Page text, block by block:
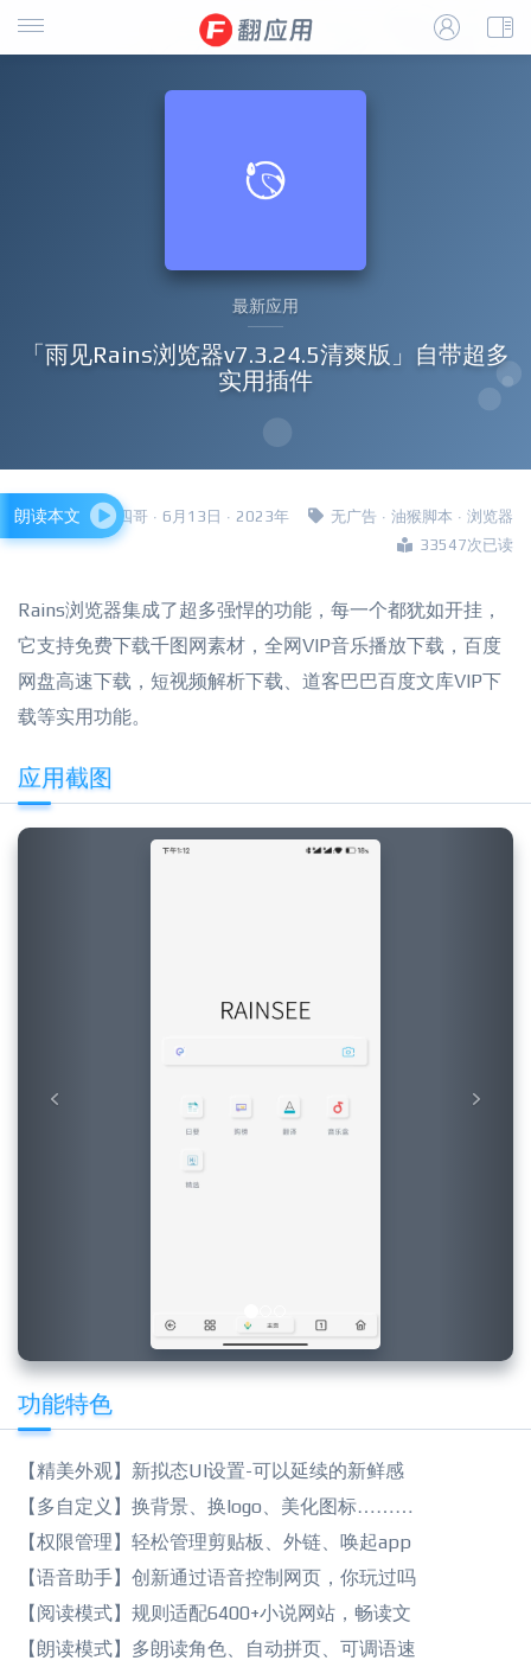
最新应用
「雨见Rains浏览器v7.3.24.5清爽版」自带超多
实用插件
四哥 · 6月13日 · 2023年 无广告 · 油猴脚本 · 浏览器
33547次已读
朗读本文
Rains浏览器集成了超多强悍的功能，每一个都犹如开挂，
它支持免费下载千图网素材，全网VIP音乐播放下载，百度
网盘高速下载，短视频解析下载、道客巴巴百度文库VIP下
载等实用功能。
应用截图
Next
功能特色
【精美外观】新拟态UI设置-可以延续的新鲜感
【多自定义】换背景、换logo、美化图标………
【权限管理】轻松管理剪贴板、外链、唤起app
【语音助手】创新通过语音控制网页，你玩过吗
【阅读模式】规则适配6400+小说网站，畅读文
【朗读模式】多朗读角色、自动拼页、可调语速